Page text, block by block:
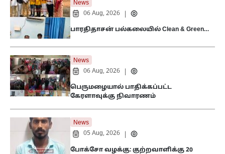
News
06 Aug, 2026
பாரதிதாசன் பல்கலையில் Clean & Green…
News
06 Aug, 2026
பெருமழையால் பாதிக்கப்பட்ட
கேரளாவுக்கு நிவாரணம்
News
05 Aug, 2026
போக்சோ வழக்கு: குற்றவாளிக்கு 20